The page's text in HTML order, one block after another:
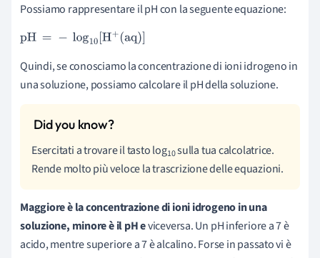
Possiamo rappresentare il pH con la seguente equazione:
pH= -log 10 H+(aq)]
Quindi, se conosciamo la concentrazione di ioni idrogeno in
una soluzione, possiamo calcolare il pH della soluzione.
Esercitati a trovare il tasto log10sulla tua calcolatrice.
Rende molto più veloce la trascrizione delle equazioni.
Maggiore è la concentrazione di ioni idrogeno in una
soluzione, minore è il pH eviceversa. Un pH inferiore a 7 è
acido, mentre superiore a 7 è alcalino. Forse in passato vi è